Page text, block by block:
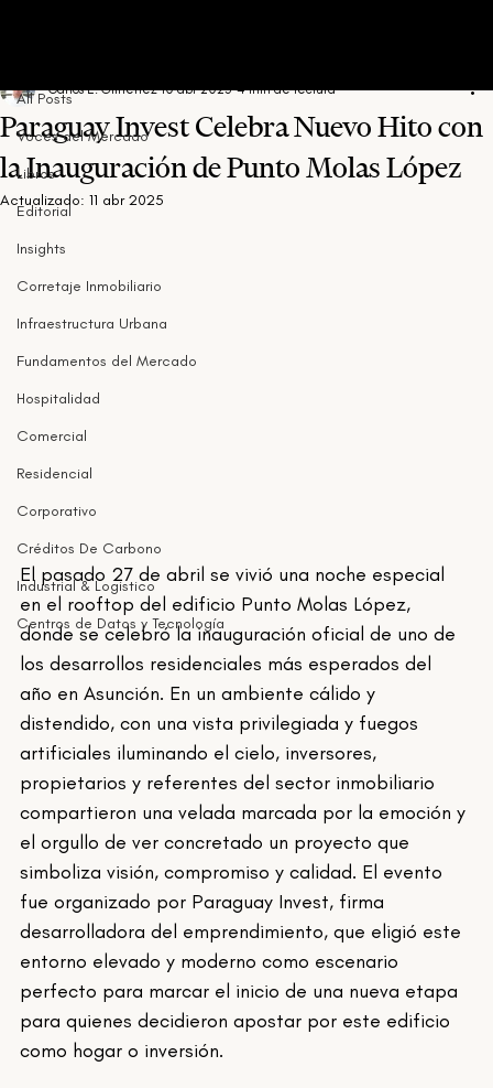
All Posts
Voces del Mercado
Libros
Editorial
Insights
Corretaje Inmobiliario
Infraestructura Urbana
Fundamentos del Mercado
Hospitalidad
Comercial
Residencial
Corporativo
Créditos De Carbono
Industrial & Logistico
Centros de Datos y Tecnología
Paraguay Invest Celebra Nuevo Hito con
la Inauguración de Punto Molas López
Carlos E. Gimenez 10 abr 2025 4 min de lectura
Actualizado:11 abr 2025
El pasado 27 de abril se vivió una noche especial
en el rooftop del edificio Punto Molas López,
donde se celebró la inauguración oficial de uno de
los desarrollos residenciales más esperados del
año en Asunción. En un ambiente cálido y
distendido, con una vista privilegiada y fuegos
artificiales iluminando el cielo, inversores,
propietarios y referentes del sector inmobiliario
compartieron una velada marcada por la emoción y
el orgullo de ver concretado un proyecto que
simboliza visión, compromiso y calidad. El evento
fue organizado por Paraguay Invest, firma
desarrolladora del emprendimiento, que eligió este
entorno elevado y moderno como escenario
perfecto para marcar el inicio de una nueva etapa
para quienes decidieron apostar por este edificio
como hogar o inversión.